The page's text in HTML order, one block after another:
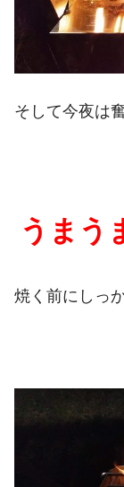
そして今夜は
うまう
焼く前にしっ